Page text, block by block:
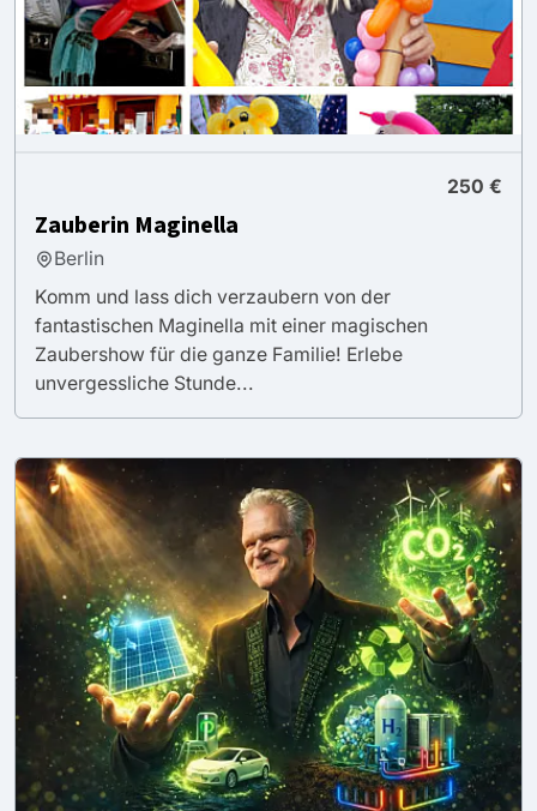
250 €
Zauberin Maginella
Berlin
Komm und lass dich verzaubern von der
fantastischen Maginella mit einer magischen
Zaubershow für die ganze Familie! Erlebe
unvergessliche Stunde...